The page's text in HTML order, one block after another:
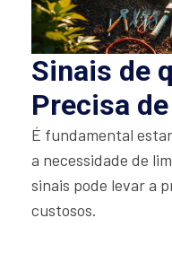
Sinais de
Precisa
É fundamental
a necessidade de
sinais pode levar a
custosos.